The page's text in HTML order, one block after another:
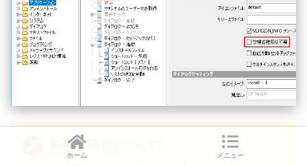
灰色の項目について
ホーム メニュー